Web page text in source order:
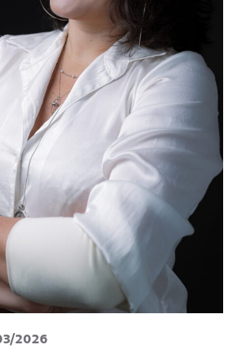
2026